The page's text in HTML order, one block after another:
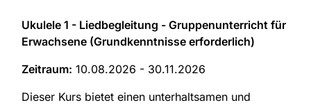
Ukulele 1 - Liedbegleitung - Gruppenunterricht für
Erwachsene (Grundkenntnisse erforderlich)
Zeitraum: 10.08.2026 - 30.11.2026
Dieser Kurs bietet einen unterhaltsamen und